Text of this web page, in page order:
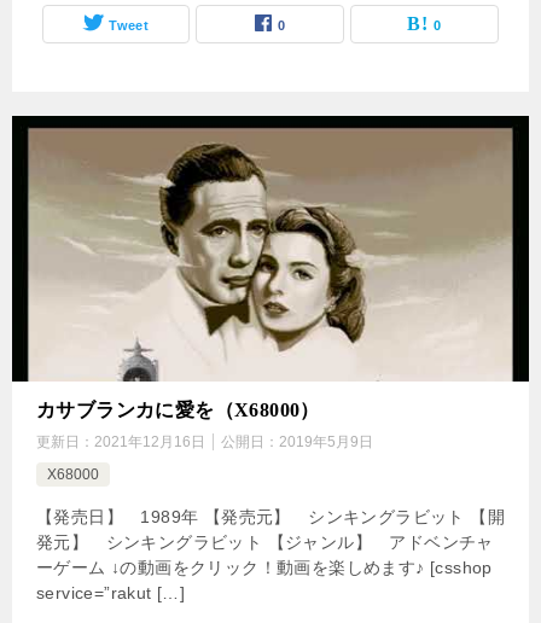
Tweet 0 0
カサブランカに愛を（X68000）
更新日： 2021年12月16日 公開日： 2019年5月9日
X68000
【発売日】 1989年 【発売元】 シンキングラビット 【開
発元】 シンキングラビット 【ジャンル】 アドベンチャ
ーゲーム ↓の動画をクリック！動画を楽しめます♪ [csshop
service=”rakut […]